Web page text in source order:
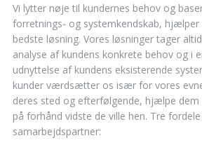
Vi lytter nøje til kundernes behov og
forretnings- og systemkendskab, hjælper
bedste løsning. Vores løsninger tager
analyse af kundens konkrete behov og i
udnyttelse af kundens eksisterende
kunder værdsætter os især for vores
deres sted og efterfølgende, hjælpe dem
på forhånd vidste de ville hen. Tre fordele
samarbejdspartner: